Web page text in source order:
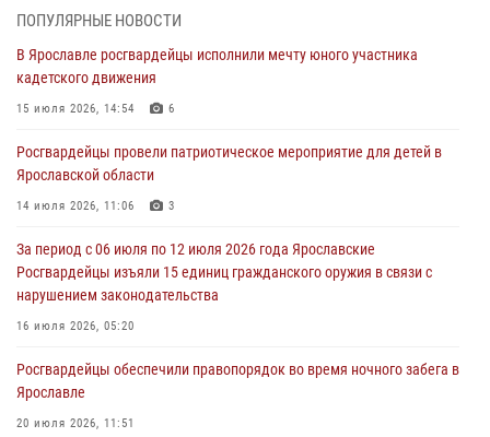
03 августа 2026, 07:24
Ярославские росгвардейцы за прошедшую неделю совершили
более 300 выездов по сигналам «тревога»
03 августа 2026, 07:09
Росгвардейцы оказали помощь беременной женщине во время
празднования Дня ВДВ в Ярославле
03 августа 2026, 06:20
За период с 20 июля по 26 июля 2026 года Ярославские
Росгвардейцы изъяли 41 единицу гражданского оружия в связи с
нарушением законодательства
30 июля 2026, 11:51
В региональном управлении Росгвардии состоялся молебен,
приуроченный к празднику Крещения Руси
28 июля 2026, 14:56
ПОПУЛЯРНЫЕ НОВОСТИ
В Ярославле росгвардейцы исполнили мечту юного участника
кадетского движения
15 июля 2026, 14:54 6
Росгвардейцы провели патриотическое мероприятие для детей в
Ярославской области
14 июля 2026, 11:06 3
За период с 06 июля по 12 июля 2026 года Ярославские
Росгвардейцы изъяли 15 единиц гражданского оружия в связи с
нарушением законодательства
16 июля 2026, 05:20
Росгвардейцы обеспечили правопорядок во время ночного забега в
Ярославле
20 июля 2026, 11:51